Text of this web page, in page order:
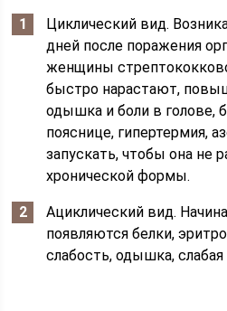
Циклический вид.
дней после поражения
женщины
быстро нарастают,
одышка и боли в голове,
пояснице, гипертермия,
запускать, чтобы она не
хронической формы.
Ациклический вид.
появляются белки,
слабость, одышка, слабая